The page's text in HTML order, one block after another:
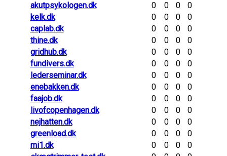
akutpsykologen.dk
0 0 0
0
kelk.dk
0 0 0
0
caplab.dk
0 0 0
0
thine.dk
0 0 0
0
gridhub.dk
0 0 0
0
fundivers.dk
0 0 0
0
lederseminar.dk
0 0 0
0
enebakken.dk
0 0 0
0
faajob.dk
0 0 0
0
livofcopenhagen.dk
0 0 0
0
nejhatten.dk
0 0 0
0
greenload.dk
0 0 0
0
mi1.dk
0 0 0
0